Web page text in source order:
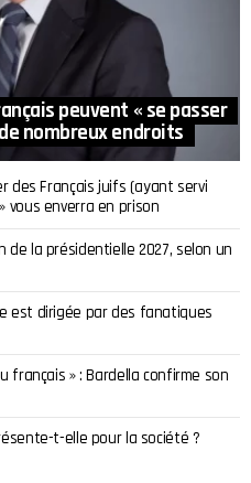
peuvent « se passer
nombreux endroits
des Français juifs (ayant servi
vous enverra en prison
la présidentielle 2027, selon un
est dirigée par des fanatiques
français » : Bardella confirme son
t-elle pour la société ?